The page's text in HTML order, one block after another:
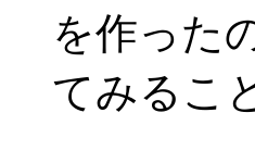
を作った
てみるこ